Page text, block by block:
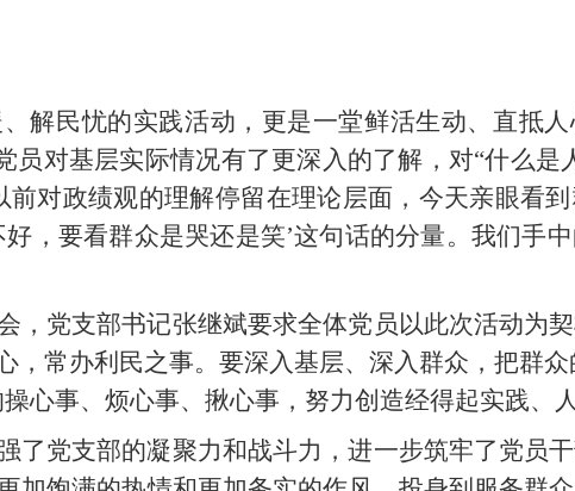
解民忧的实践活动，更是一堂鲜活生动、直抵
员对基层实际情况有了更深入的了解，对“什么
对政绩观的理解停留在理论层面，今天亲眼看
，要看群众是哭还是笑’这句话的分量。我们手
，党支部书记张继斌要求全体党员以此次活动为
，常办利民之事。要深入基层、深入群众，把群
心事、烦心事、揪心事，努力创造经得起实践
了党支部的凝聚力和战斗力，进一步筑牢了党员